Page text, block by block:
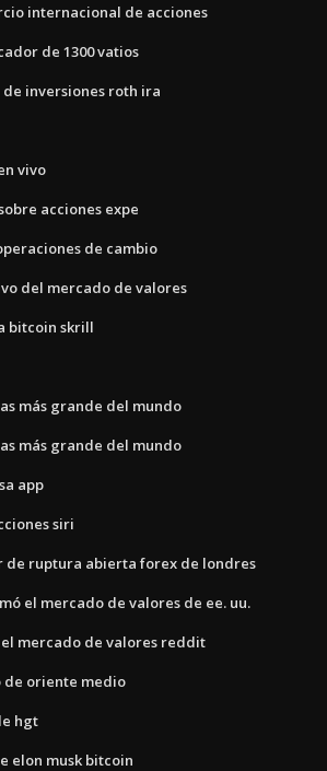
internacional de acciones
de 1300 vatios
inversiones roth ira
vivo
acciones expe
de cambio
del mercado de valores
bitcoin skrill
más grande del mundo
más grande del mundo
app
siri
de ruptura abierta forex de londres
el mercado de valores de ee. uu.
el mercado de valores reddit
de oriente medio
hgt
elon musk bitcoin